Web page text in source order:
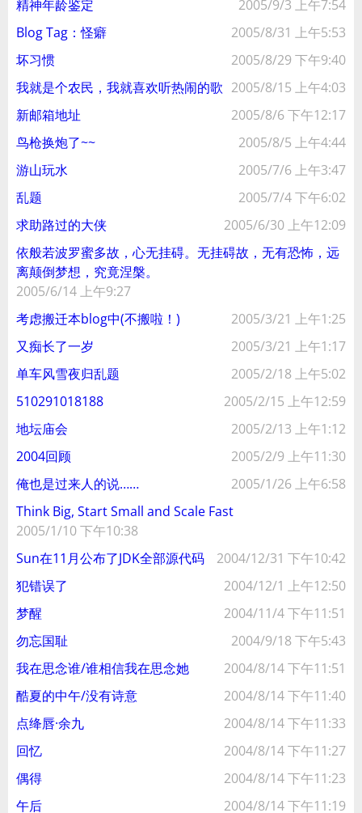
精神年龄鉴定
2005/9/3 上午7:54
Blog Tag：怪癖
2005/8/31 上午5:53
坏习惯
2005/8/29 下午9:40
我就是个农民，我就喜欢听热闹的歌 2005/8/15 上午4:03
新邮箱地址
2005/8/6 下午12:17
鸟枪换炮了~~
2005/8/5 上午4:44
游山玩水
2005/7/6 上午3:47
乱题
2005/7/4 下午6:02
求助路过的大侠
2005/6/30 上午12:09
依般若波罗蜜多故，心无挂碍。无挂碍故，无有恐怖，远
离颠倒梦想，究竟涅槃。
2005/6/14 上午9:27
考虑搬迁本blog中(不搬啦！)
2005/3/21 上午1:25
又痴长了一岁
2005/3/21 上午1:17
单车风雪夜归乱题
2005/2/18 上午5:02
510291018188
2005/2/15 上午12:59
地坛庙会
2005/2/13 上午1:12
2004回顾
2005/2/9 上午11:30
俺也是过来人的说……
2005/1/26 上午6:58
Think Big, Start Small and Scale Fast
2005/1/10 下午10:38
Sun在11月公布了JDK全部源代码
2004/12/31 下午10:42
犯错误了
2004/12/1 上午12:50
梦醒
2004/11/4 下午11:51
勿忘国耻
2004/9/18 下午5:43
我在思念谁/谁相信我在思念她
2004/8/14 下午11:51
酷夏的中午/没有诗意
2004/8/14 下午11:40
点绛唇·余九
2004/8/14 下午11:33
回忆
2004/8/14 下午11:27
偶得
2004/8/14 下午11:23
午后
2004/8/14 下午11:19